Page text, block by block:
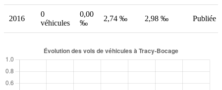
2016
0
véhicules
0,00
‰
2,74 ‰ 2,98 ‰ Publiée